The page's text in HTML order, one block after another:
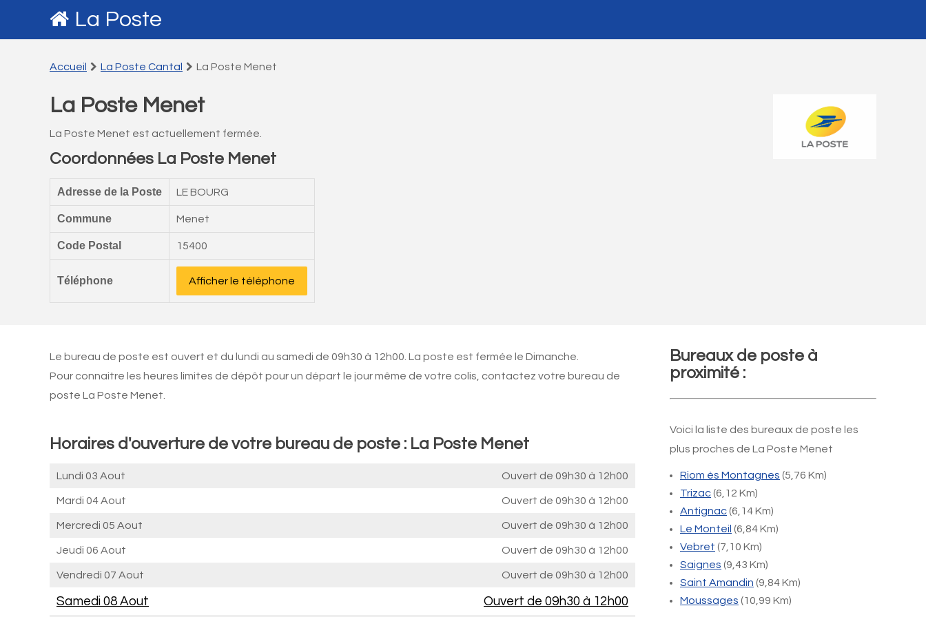
La Poste
Accueil La Poste Cantal La Poste Menet
La Poste Menet
La Poste Menet est actuellement fermée.
Coordonnées La Poste Menet
Adresse de la Poste LE BOURG
Commune Menet
Code Postal 15400
Téléphone Afficher le téléphone
Le bureau de poste est ouvert et du lundi au samedi de 09h30 à 12h00. La poste est fermée le Dimanche.
Pour connaitre les heures limites de dépôt pour un départ le jour même de votre colis, contactez votre bureau de
poste La Poste Menet.
Horaires d'ouverture de votre bureau de poste : La Poste Menet
Lundi 03 Aout Ouvert de 09h30 à 12h00
Mardi 04 Aout Ouvert de 09h30 à 12h00
Mercredi 05 Aout Ouvert de 09h30 à 12h00
Jeudi 06 Aout Ouvert de 09h30 à 12h00
Vendredi 07 Aout Ouvert de 09h30 à 12h00
Samedi 08 Aout Ouvert de 09h30 à 12h00
Bureaux de poste à
proximité :
Voici la liste des bureaux de poste les
plus proches de La Poste Menet
Riom ès Montagnes (5,76 Km)
Trizac(6,12 Km)
Antignac(6,14 Km)
Le Monteil (6,84 Km)
Vebret (7,10 Km)
Saignes (9,43 Km)
Saint Amandin (9,84 Km)
Moussages (10,99 Km)